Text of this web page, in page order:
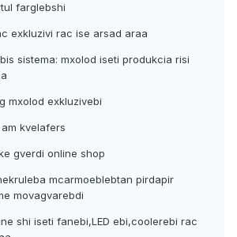
farglebshi
exkluzivi rac ise arsad araa
sistema: mxolod iseti produkcia risi
mxolod exkluzivebi
kvelafers
gverdi online shop
mcarmoeblebtan pirdapir
movagvarebdi
shi iseti fanebi,LED ebi,coolerebi rac